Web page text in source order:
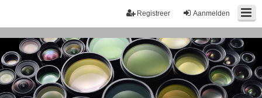
Aanmelden
Registreer